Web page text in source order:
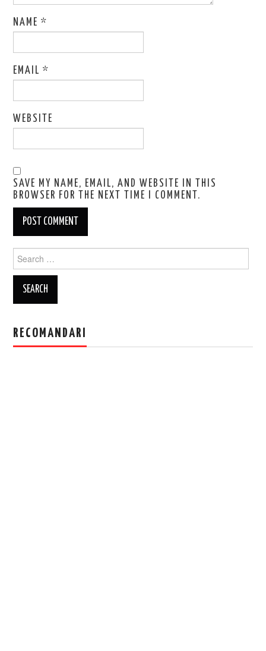
NAME*
EMAIL*
WEBSITE
SAVE MY NAME, EMAIL, AND WEBSITE IN THIS
BROWSER FOR THE NEXT TIME I COMMENT.
for:
RECOMANDARI